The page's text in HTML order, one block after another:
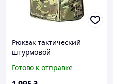
Рюкзак тактический
штурмовой
креплением Molle молле
Кордура Мультикам
Готово к отправке